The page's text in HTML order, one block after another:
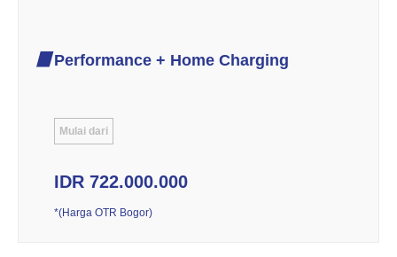
Performance + Home Charging
Mulai dari
IDR 722.000.000
*(Harga OTR Bogor)